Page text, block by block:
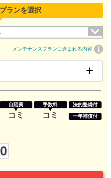
ランを選択
メンテナンスプランに含まれる内容
自賠責
コミ
手数料
コミ
法的整備付
一年補償付
0